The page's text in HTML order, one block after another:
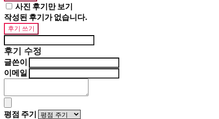
사진 후기만 보기
작성된 후기가 없습니다.
후기 쓰기
후기 수정
글쓴이
이메일
평점 주기